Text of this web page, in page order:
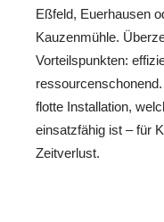
Eßfeld, Euerhausen
Kauzenmühle.
Vorteilspunkten:
flotte Installation,
einsatzfähig ist – für
Zeitverlust.